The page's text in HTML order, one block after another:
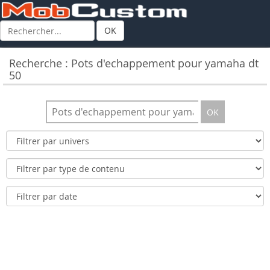
OK
Recherche : Pots d'echappement pour yamaha dt
50
OK